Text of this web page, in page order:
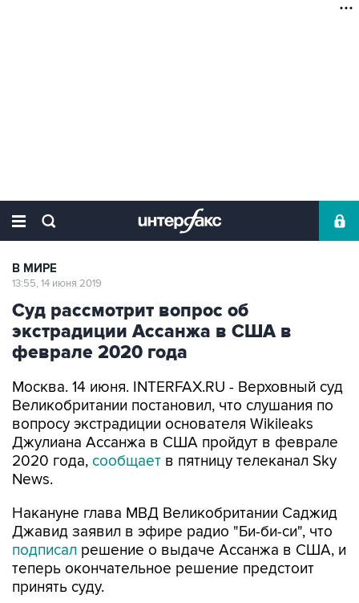
В МИРЕ
13:55, 14 июня 2019
Суд рассмотрит вопрос об
экстрадиции Ассанжа в США в
феврале 2020 года
Москва. 14 июня. INTERFAX.RU - Верховный суд
Великобритании постановил, что слушания по
вопросу экстрадиции основателя Wikileaks
Джулиана Ассанжа в США пройдут в феврале
2020 года, сообщает в пятницу телеканал Sky
News.
Накануне глава МВД Великобритании Саджид
Джавид заявил в эфире радио "Би-би-си", что
подписал решение о выдаче Ассанжа в США, и
теперь окончательное решение предстоит
принять суду.